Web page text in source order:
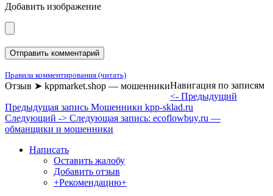
Добавить изображение
Правила комментирования (читать)
Отзыв ➤ kppmarket.shop — мошенникиНавигация по записям
<- Предыдущий
Предыдущая запись Мошенники kpp-sklad.ru
Следующий -> Следующая запись: ecoflowbuy.ru —
обманщики и мошенники
Написать
Оставить жалобу
Добавить отзыв
+Рекомендацию+